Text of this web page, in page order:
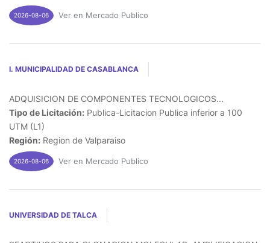
2026-08-06 Ver en Mercado Publico
I. MUNICIPALIDAD DE CASABLANCA
ADQUISICION DE COMPONENTES TECNOLOGICOS...
Tipo de Licitación: Publica-Licitacion Publica inferior a 100
UTM (L1)
Región: Region de Valparaiso
2026-08-06 Ver en Mercado Publico
UNIVERSIDAD DE TALCA